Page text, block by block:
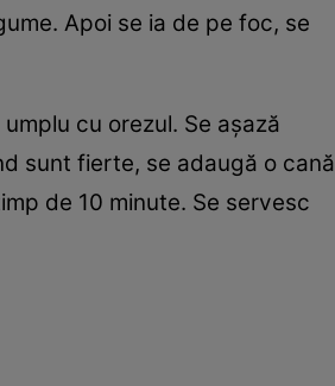
Apoi se ia de pe foc, se
cu orezul. Se aşază
sunt fierte, se adaugă o cană
de 10 minute. Se servesc